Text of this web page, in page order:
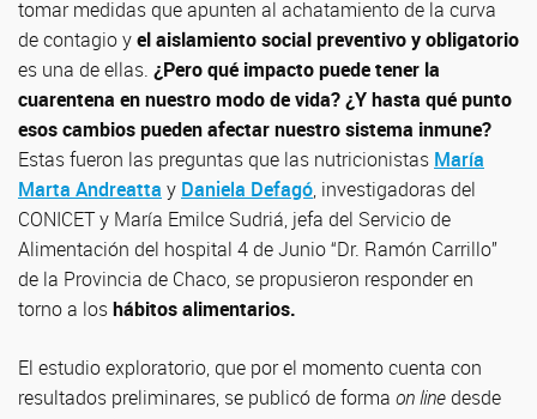
tomar medidas que apunten al achatamiento de la curva
de contagio yel aislamiento social preventivo y obligatorio
es una de ellas. ¿Pero qué impacto puede tener la
cuarentena en nuestro modo de vida? ¿Y hasta qué punto
esos cambios pueden afectar nuestro sistema inmune?
Estas fueron las preguntas que las nutricionistas María
Marta Andreatta y Daniela Defagó, investigadoras del
CONICET y María Emilce Sudriá, jefa del Servicio de
Alimentación del hospital 4 de Junio “Dr. Ramón Carrillo”
de la Provincia de Chaco, se propusieron responder en
torno a loshábitos alimentarios.
El estudio exploratorio, que por el momento cuenta con
resultados preliminares, se publicó de forma on linedesde